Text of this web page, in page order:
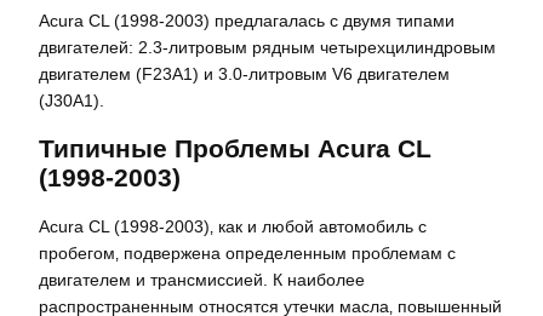
Acura CL (1998-2003) предлагалась с двумя типами
двигателей: 2.3-литровым рядным четырехцилиндровым
двигателем (F23A1) и 3.0-литровым V6 двигателем
(J30A1).
Типичные Проблемы Acura CL
(1998-2003)
Acura CL (1998-2003)‚ как и любой автомобиль с
пробегом‚ подвержена определенным проблемам с
двигателем и трансмиссией. К наиболее
распространенным относятся утечки масла‚ повышенный